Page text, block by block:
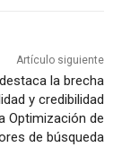
Artículo siguiente
la brecha
y credibilidad
Optimización de
de búsqueda